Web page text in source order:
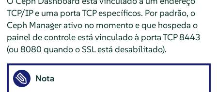
TCP/IP e uma porta TCP específicos. Por padrão, o
Ceph Manager ativo no momento e que hospeda o
painel de controle está vinculado à porta TCP 8443
(ou 8080 quando o SSL está desabilitado).
Nota